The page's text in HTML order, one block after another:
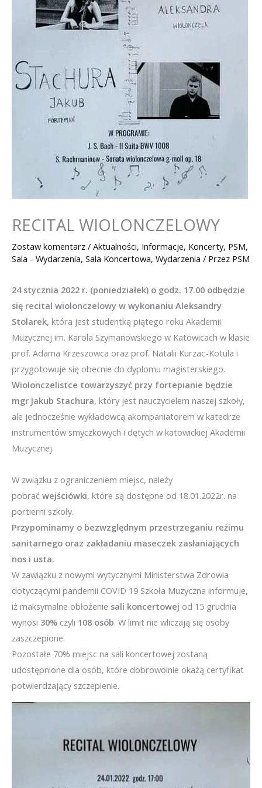
RECITAL WIOLONCZELOWY
Zostaw komentarz / Aktualności, Informacje, Koncerty, PSM,
Sala - Wydarzenia, Sala Koncertowa, Wydarzenia / Przez PSM
24 stycznia 2022 r. (poniedziałek) o godz. 17.00 odbędzie
się recital wiolonczelowy w wykonaniu Aleksandry
Stolarek, która jest studentką piątego roku Akademii
Muzycznej im. Karola Szymanowskiego w Katowicach w klasie
prof. Adama Krzeszowca oraz prof. Natalii Kurzac-Kotula i
przygotowuje się obecnie do dyplomu magisterskiego.
Wiolonczelistce towarzyszyć przy fortepianie będzie
mgr Jakub Stachura, który jest nauczycielem naszej szkoły,
ale jednocześnie wykładowcą akompaniatorem w katedrze
instrumentów smyczkowych i dętych w katowickiej Akademii
Muzycznej.
W związku z ograniczeniem miejsc, należy
pobrać wejściówki, które są dostępne od 18.01.2022r. na
portierni szkoły.
Przypominamy o bezwzględnym przestrzeganiu reżimu
sanitarnego oraz zakładaniu maseczek zasłaniających
nos i usta.
W zawiązku z nowymi wytycznymi Ministerstwa Zdrowia
dotyczącymi pandemii COVID 19 Szkoła Muzyczna informuje,
iż maksymalne obłożenie sali koncertowej od 15 grudnia
wynosi 30% czyli 108 osób. W limit nie wliczają się osoby
zaszczepione.
Pozostałe 70% miejsc na sali koncertowej zostaną
udostępnione dla osób, które dobrowolnie okażą certyfikat
potwierdzający szczepienie.